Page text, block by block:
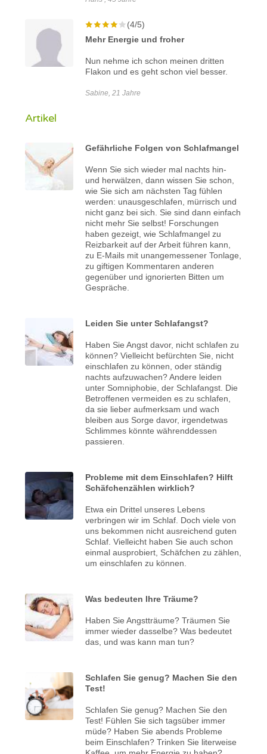
(4/5)
Mehr Energie und froher
Nun nehme ich schon meinen dritten
Flakon und es geht schon viel besser.
Sabine, 21 Jahre
Artikel
Gefährliche Folgen von Schlafmangel
Wenn Sie sich wieder mal nachts hin-
und herwälzen, dann wissen Sie schon,
wie Sie sich am nächsten Tag fühlen
werden: unausgeschlafen, mürrisch und
nicht ganz bei sich. Sie sind dann einfach
nicht mehr Sie selbst! Forschungen
haben gezeigt, wie Schlafmangel zu
Reizbarkeit auf der Arbeit führen kann,
zu E-Mails mit unangemessener Tonlage,
zu giftigen Kommentaren anderen
gegenüber und ignorierten Bitten um
Gespräche.
Leiden Sie unter Schlafangst?
Haben Sie Angst davor, nicht schlafen zu
können? Vielleicht befürchten Sie, nicht
einschlafen zu können, oder ständig
nachts aufzuwachen? Andere leiden
unter Somniphobie, der Schlafangst. Die
Betroffenen vermeiden es zu schlafen,
da sie lieber aufmerksam und wach
bleiben aus Sorge davor, irgendetwas
Schlimmes könnte währenddessen
passieren.
Probleme mit dem Einschlafen? Hilft
Schäfchenzählen wirklich?
Etwa ein Drittel unseres Lebens
verbringen wir im Schlaf. Doch viele von
uns bekommen nicht ausreichend guten
Schlaf. Vielleicht haben Sie auch schon
einmal ausprobiert, Schäfchen zu zählen,
um einschlafen zu können.
Was bedeuten Ihre Träume?
Haben Sie Angstträume? Träumen Sie
immer wieder dasselbe? Was bedeutet
das, und was kann man tun?
Schlafen Sie genug? Machen Sie den
Test!
Schlafen Sie genug? Machen Sie den
Test! Fühlen Sie sich tagsüber immer
müde? Haben Sie abends Probleme
beim Einschlafen? Trinken Sie literweise